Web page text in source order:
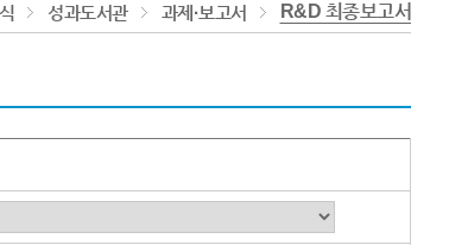
성과도서관 과제·보고서 R&D 최종보고서